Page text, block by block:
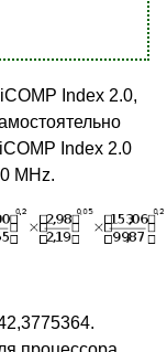
Index 2.0,
Index 2.0
MHz.